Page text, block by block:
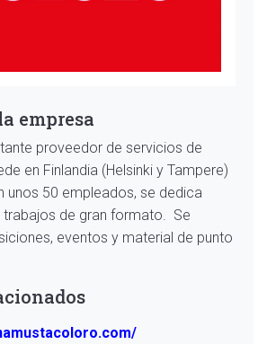
empresa
proveedor de servicios de
en Finlandia (Helsinki y Tampere)
unos 50 empleados, se dedica
trabajos de gran formato. Se
eventos y material de punto